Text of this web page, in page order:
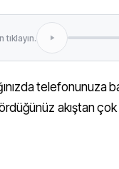
telefonunuza
akıştan çok